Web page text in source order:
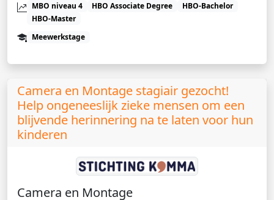
MBO niveau 4
HBO Associate Degree
HBO-Bachelor
HBO-Master
Meewerkstage
Camera en Montage stagiair gezocht!
Help ongeneeslijk zieke mensen om een
blijvende herinnering na te laten voor hun
kinderen
Camera en Montage